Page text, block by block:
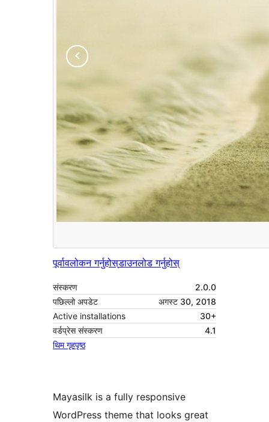
पूर्वावलोकन गर्नुहोस्डाउनलोड गर्नुहोस्
संस्करण
2.0.0
पछिल्लो अपडेट
अगस्ट 30, 2018
Active installations
30+
वर्डप्रेस संस्करण
4.1
थिम गृहपृष्ठ
Mayasilk is a fully responsive
WordPress theme that looks great